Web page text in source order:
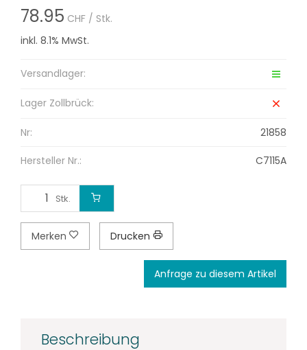
78.95 CHF / Stk.
inkl. 8.1% MwSt.
Versandlager:
Lager Zollbrück:
Nr: 21858
Hersteller Nr.: C7115A
Stk.
Merken Drucken
Anfrage zu diesem Artikel
Beschreibung